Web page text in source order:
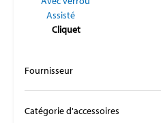
Assisté
Cliquet
Fournisseur
Catégorie d'accessoires